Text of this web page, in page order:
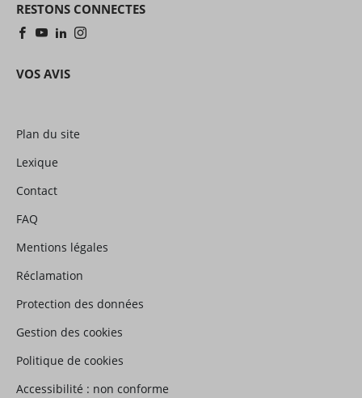
RESTONS CONNECTES
VOS AVIS
Plan du site
Lexique
Contact
FAQ
Mentions légales
Réclamation
Protection des données
Gestion des cookies
Politique de cookies
Accessibilité : non conforme